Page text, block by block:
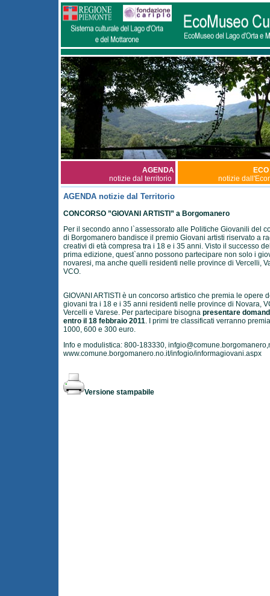
AGENDA
notizie dal territorio
notizie
AGENDA notizie dal Territorio
CONCORSO ”GIOVANI ARTISTI” a Borgomanero
Per il secondo anno l`assessorato alle Politiche Giovanili del
di Borgomanero bandisce il premio Giovani artisti riservato a
creativi di età compresa tra i 18 e i 35 anni. Visto il successo
prima edizione, quest`anno possono partecipare non solo i
novaresi, ma anche quelli residenti nelle province di Vercelli,
VCO.
GIOVANI ARTISTI è un concorso artistico che premia le opere
giovani tra i 18 e i 35 anni residenti nelle province di Novara,
Vercelli e Varese. Per partecipare bisogna presentare
entro il 18 febbraio 2011. I primi tre classificati verranno
1000, 600 e 300 euro.
Info e modulistica: 800-183330,
www.comune.borgomanero.no.it/infogio/informagiovani.aspx
Versione stampabile